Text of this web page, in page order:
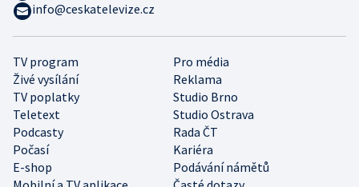
TV program
Pro média
Živé vysílání
Reklama
TV poplatky
Studio Brno
Teletext
Studio Ostrava
Podcasty
Rada ČT
Počasí
Kariéra
E-shop
Podávání námětů
info@ceskatelevize.cz